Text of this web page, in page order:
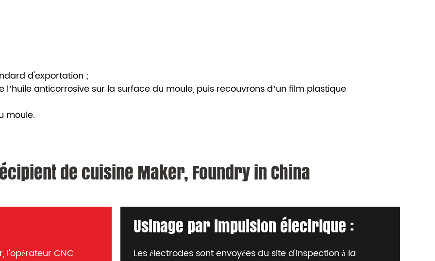
d'exportation ;
l’huile anticorrosive sur la surface du moule, puis recouvrons d’un film plastique
moule.
de cuisine Maker, Foundry in China
l'opérateur CNC
Usinage par impulsion électrique :
Les électrodes sont envoyées du site d'inspection à la